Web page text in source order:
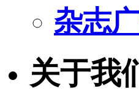
杂志
关于我